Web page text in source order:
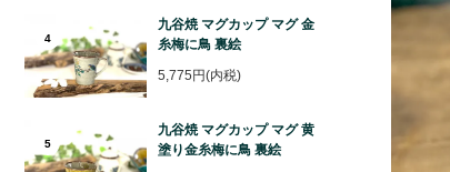
4
九谷焼 マグカップ マグ 金
糸梅に鳥 裏絵
5,775円(内税)
5
九谷焼 マグカップ マグ 黄
塗り金糸梅に鳥 裏絵